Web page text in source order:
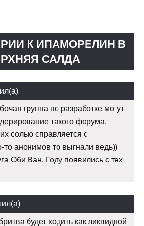
К ИПАМОРЕЛИН В
САЛДА
группа по разработке могут
такого форума.
солью справляется с
то анонимов то выгнали ведь))
Оби Ван. Году появились с тех
будет ходить как ликвидной